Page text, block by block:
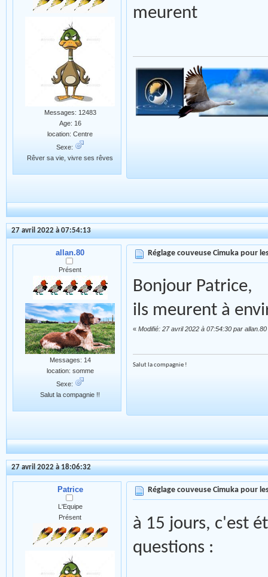
Messages: 12483
Age: 16
location: Centre
Sexe:
Rêver sa vie, vivre ses rêves
meurent
27 avril 2022 à 07:54:13
allan.80
Présent
Messages: 14
location: somme
Sexe:
Salut la compagnie !!
Réglage couveuse Cimuka pour
Bonjour Patrice,
ils meurent à
« Modifié: 27 avril 2022 à 07:54:30 par allan.80
Salut la compagnie !
27 avril 2022 à 18:06:32
Patrice
L'Equipe
Présent
Réglage couveuse Cimuka pour
à 15 jours, c'est
questions :